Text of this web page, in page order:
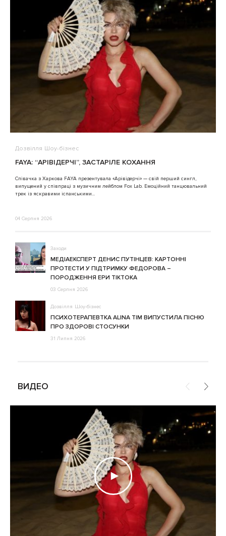
Дозвілля Шоу-бізнес
FAYA: “АРІВІДЕРЧІ”, ЗАСТАРІЛЕ КОХАННЯ
Співачка з Харкова FAYA презентувала «Арівідерчі» — свій перший сингл,
випущений у співпраці з музичним лейблом Fox Lab. Емоційний танцювальний
трек із яскравими іспанськими...
04 Серпня 2026
Заходи
МЕДІАЕКСПЕРТ ДЕНИС ПУТІНЦЕВ: КАРТОННІ
ПРОТЕСТИ У ПІДТРИМКУ ФЕДОРОВА –
ПОРОДЖЕННЯ ЕРИ ТІКТОКА
03 Серпня 2026
Дозвілля Шоу-бізнес
ПСИХОТЕРАПЕВТКА ALINA TIM ВИПУСТИЛА ПІСНЮ
ПРО ЗДОРОВІ СТОСУНКИ
31 Липня 2026
ВИДЕО